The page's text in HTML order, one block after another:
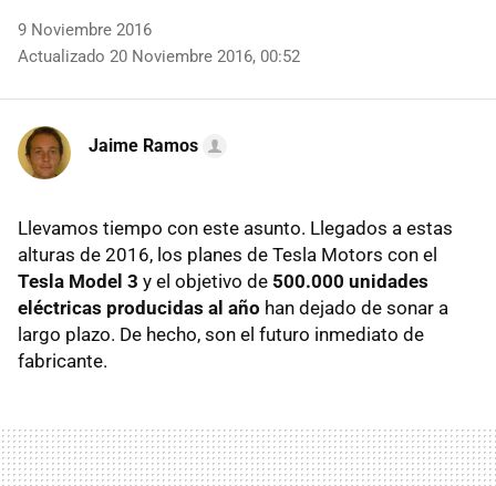
9 Noviembre 2016
Actualizado 20 Noviembre 2016, 00:52
Jaime Ramos
Llevamos tiempo con este asunto. Llegados a estas
alturas de 2016, los planes de Tesla Motors con el
Tesla Model 3 y el objetivo de 500.000 unidades
eléctricas producidas al año han dejado de sonar a
largo plazo. De hecho, son el futuro inmediato de
fabricante.